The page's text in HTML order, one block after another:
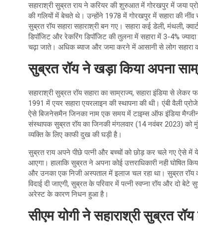
सहाराश्री सुब्रत राय ने करियर की शुरुआत में गोरखपुर में जया
की गलियों में बेचते थे। उन्होंने 1978 में गोरखपुर में सहारा की
सुब्रत रॉय सहारा सहाराश्री बन गए। सहारा कई डेली, मंथली,
डिपॉजिट और रेकरिंग डिपॉजिट की तुलना में सहारा में 3-4%
चढ़ा जाते। अधिक ब्याज और जमा करने में आसानी से लोग सहारा को
सुब्रत रॉय ने खड़ा किया अपना
सहाराश्री सुब्रत रॉय सहारा का साम्राज्य, सहारा इंडिया से
1991 में एयर सहारा एयरलाइन की स्थापना की थी। एंबी वैली
ऐसे बिजनेसमैन जिनका नाम एक समय में टाइम्स ऑफ इंडिया
संस्थापक सुब्रत रॉय का जिनकी मंगलवार (14 नवंबर 2023) को
व्यक्ति के लिए काफी दुख की घड़ी है।
सुब्रत राय अपने पीछे पत्नी और बच्चों को छोड़ कर चले गए ऐसे में ये
आएगा। हालाकि सुब्रत ने अपना कोई उत्तराधिकारी नही घोषित
और उनका एक निजी अस्पताल में इलाज चल रहा था। सुब्रत रॉय
विदाई दी जाएगी, सुब्रत के परिवार में पत्नी स्वप्ना रॉय और दो
अरेस्ट के कारण निधन हुआ है।
सीएम योगी ने सहाराश्री सुब्रत